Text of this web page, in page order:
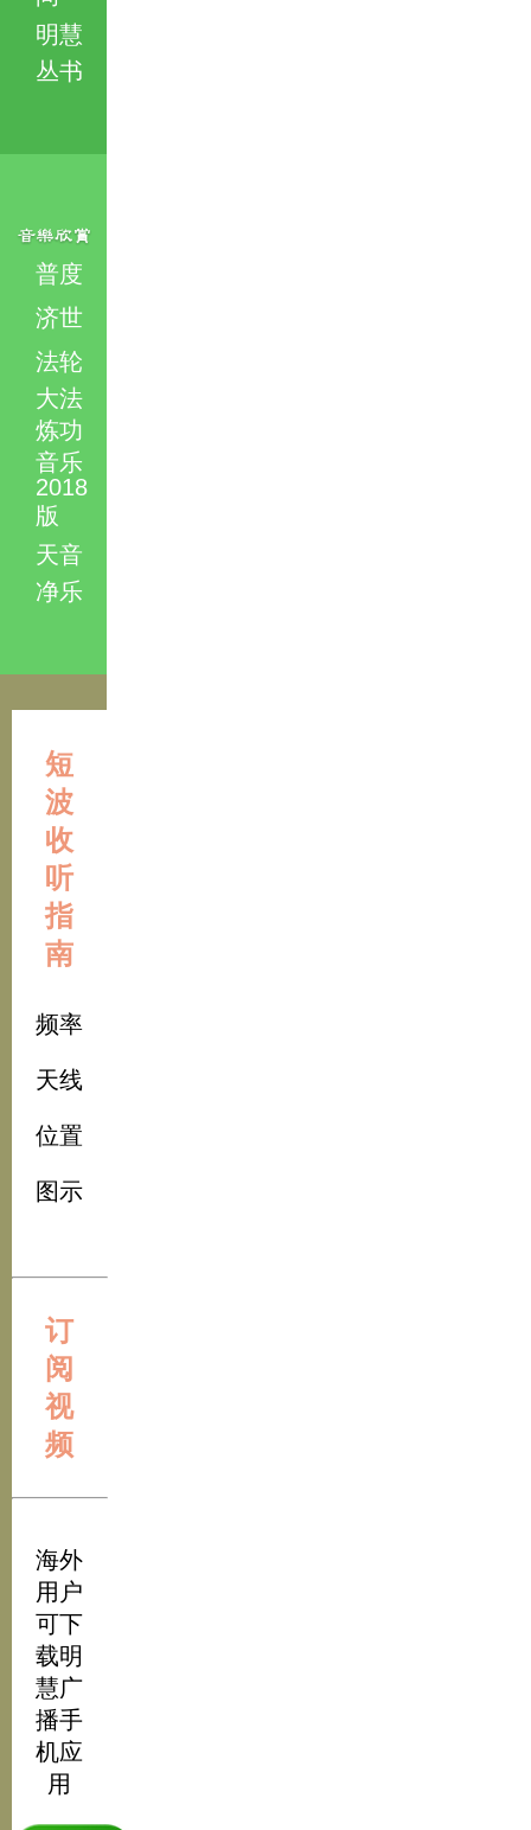
明慧
丛书
普度
济世
法轮
大法
炼功
音乐
2018
版
天音
净乐
短
波
收
听
指
南
频率
天线
位置
图示
订
阅
视
频
海外
用户
可下
载明
慧广
播手
机应
用